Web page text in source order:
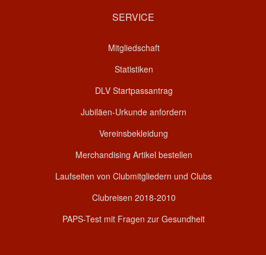
SERVICE
Mitgliedschaft
Statistiken
DLV Startpassantrag
Jubiläen-Urkunde anfordern
Vereinsbekleidung
Merchandising Artikel bestellen
Laufseiten von Clubmitgliedern und Clubs
Clubreisen 2018-2010
PAPS-Test mit Fragen zur Gesundheit